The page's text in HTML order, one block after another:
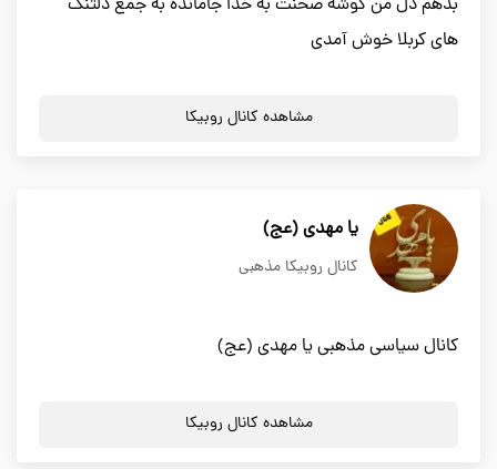
بدهم دل من گوشه صحنت به خدا جامانده به جمع دلتنگ
های کربلا خوش آمدی
مشاهده کانال روبیکا
یا مهدی (عج)
کانال روبیکا مذهبی
کانال سیاسی مذهبی یا مهدی (عج)
مشاهده کانال روبیکا